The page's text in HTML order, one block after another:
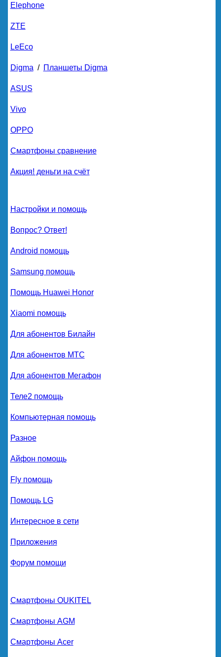
Elephone
ZTE
LeEco
Digma / Планшеты Digma
ASUS
Vivo
OPPO
Смартфоны сравнение
Акция! деньги на счёт
Настройки и помощь
Вопрос? Ответ!
Android помощь
Samsung помощь
Помощь Huawei Honor
Xiaomi помощь
Для абонентов Билайн
Для абонентов МТС
Для абонентов Мегафон
Теле2 помощь
Компьютерная помощь
Разное
Айфон помощь
Fly помощь
Помощь LG
Интересное в сети
Приложения
Форум помощи
Смартфоны OUKITEL
Смартфоны AGM
Смартфоны Acer